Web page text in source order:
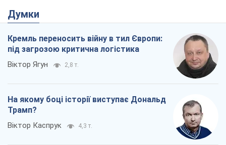
Думки
Кремль переносить війну в тил Європи:
під загрозою критична логістика
Віктор Ягун 2,8 т.
На якому боці історії виступає Дональд
Трамп?
Віктор Каспрук 4,3 т.